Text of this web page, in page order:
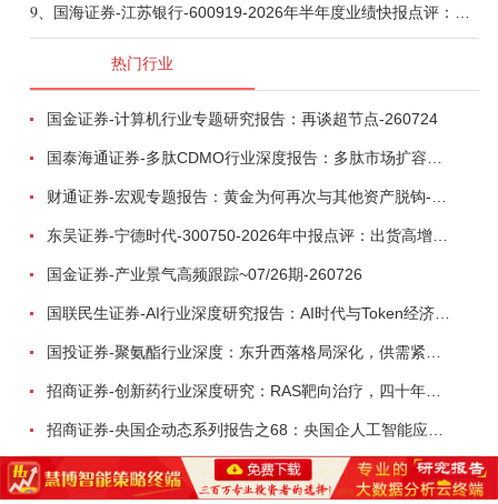
9、 国海证券-江苏银行-600919-2026年半年度业绩快报点评：营收加速增长，风险抵补能力充足-260807
热门行业
国金证券-计算机行业专题研究报告：再谈超节点-260724
国泰海通证券-多肽CDMO行业深度报告：多肽市场扩容带动CDMO产能扩建-260727
财通证券-宏观专题报告：黄金为何再次与其他资产脱钩-260726
东吴证券-宁德时代-300750-2026年中报点评：出货高增业绩稳健，回购彰显龙头信心-260726
国金证券-产业景气高频跟踪~07/26期-260726
国联民生证券-AI行业深度研究报告：AI时代与Token经济，从技术符号到数字石油-260801
国投证券-聚氨酯行业深度：东升西落格局深化，供需紧平衡驱动盈利修复-260804
招商证券-创新药行业深度研究：RAS靶向治疗，四十年不可成药的终结，与终结之后的治疗格局演化-260805
招商证券-央国企动态系列报告之68：央国企人工智能应用场景专题-260803